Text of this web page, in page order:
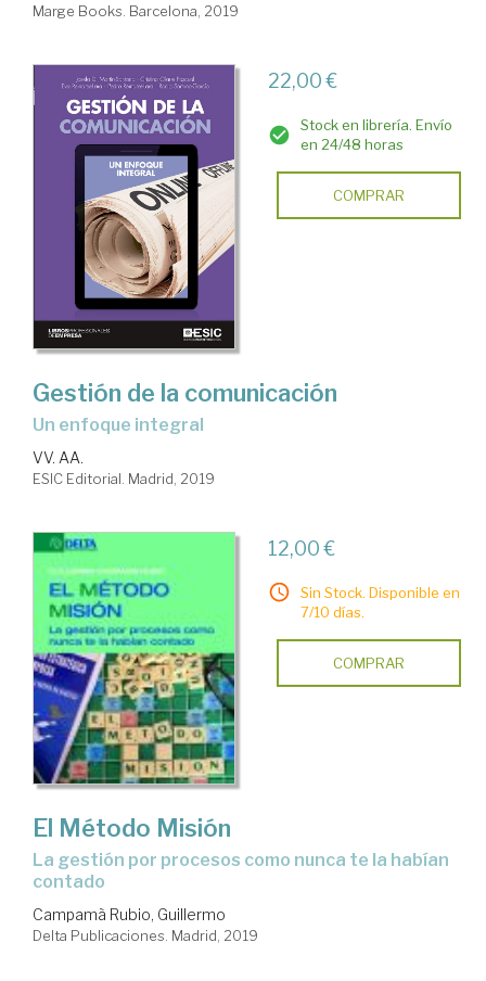
Marge Books. Barcelona, 2019
22,00 €
Stock en librería. Envío
en 24/48 horas
COMPRAR
Gestión de la comunicación
un enfoque integral
VV. AA.
ESIC Editorial. Madrid, 2019
12,00 €
Sin Stock. Disponible en
7/10 días.
COMPRAR
El Método Misión
la gestión por procesos como nunca te la habían
contado
Campamà Rubio, Guillermo
Delta Publicaciones. Madrid, 2019